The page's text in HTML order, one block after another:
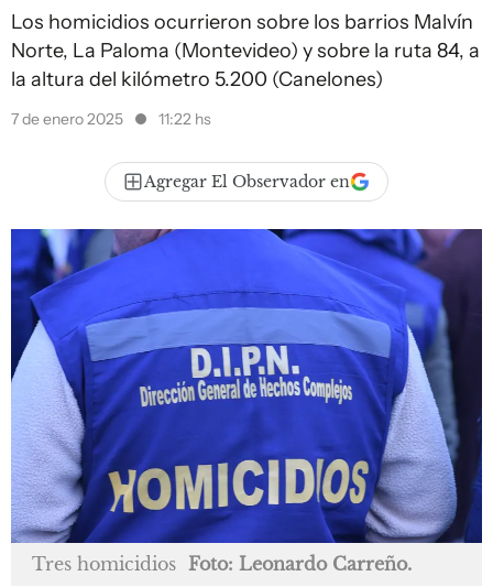
Los homicidios ocurrieron sobre los barrios Malvín
Norte, La Paloma (Montevideo) y sobre la ruta 84, a
la altura del kilómetro 5.200 (Canelones)
7 de enero 2025 11:22 hs
Agregar El Observador en
Tres homicidios Foto: Leonardo Carreño.